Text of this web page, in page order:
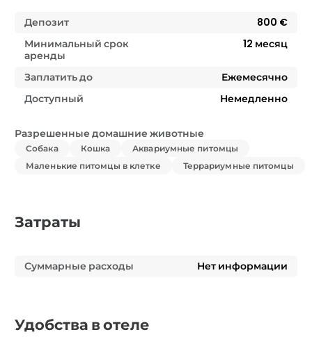
Депозит
800 €
Минимальный срок
аренды
12 месяц
Заплатить до
Ежемесячно
Доступный
Немедленно
Разрешенные домашние животные
Собака Кошка
Аквариумные питомцы
Маленькие питомцы в клетке
Террариумные питомцы
Затраты
Суммарные расходы Нет информации
Удобства в отеле